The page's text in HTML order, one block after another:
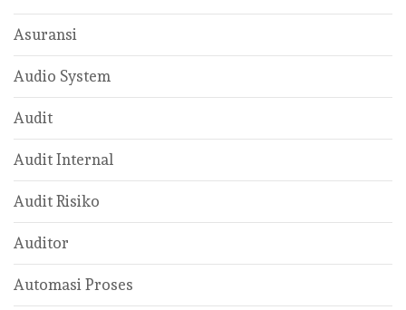
Asuransi
Audio System
Audit
Audit Internal
Audit Risiko
Auditor
Automasi Proses